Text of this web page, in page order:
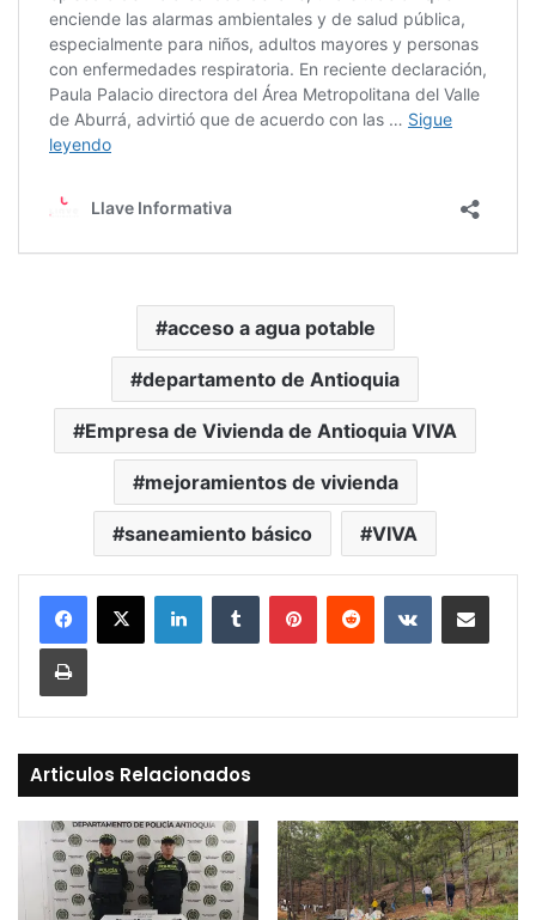
acceso a agua potable
departamento de Antioquia
Empresa de Vivienda de Antioquia VIVA
mejoramientos de vivienda
saneamiento básico VIVA
LinkedInTumblr PinterestReddit VKontakteCompartir vía Mail
Print
Articulos Relacionados